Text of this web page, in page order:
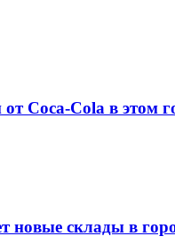
Coca-Cola в этом
новые склады в